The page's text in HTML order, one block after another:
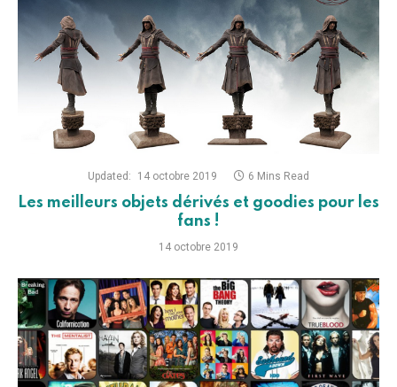
Updated: 14 octobre 2019 6 Mins Read
Les meilleurs objets dérivés et goodies pour les
fans !
14 octobre 2019